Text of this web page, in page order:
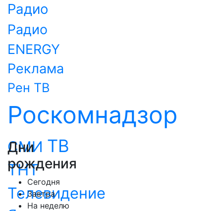
Радио
Радио
ENERGY
Реклама
Рен ТВ
Роскомнадзор
СМИ ТВ
ТНТ
Телевидение
Дни
рождения
Сегодня
Завтра
На неделю